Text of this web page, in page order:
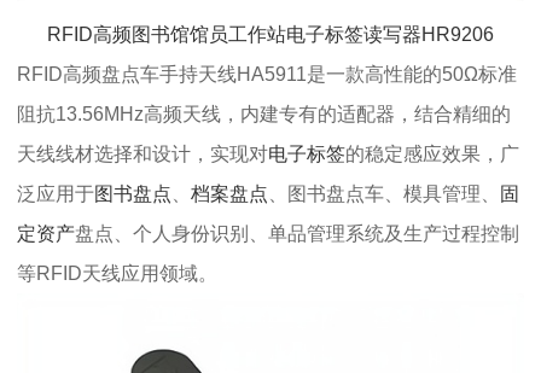
RFID高频图书馆馆员工作站电子标签读写器HR9206
RFID高频盘点车手持天线HA5911是一款高性能的50Ω标准
阻抗13.56MHz高频天线，内建专有的适配器，结合精细的
天线线材选择和设计，实现对电子标签的稳定感应效果，广
泛应用于图书盘点 档案盘点 、图书盘点车、模具管理、
固
定资产盘点、个人身份识别、单品管理系统及生产过程控制
等RFID天线应用领域。